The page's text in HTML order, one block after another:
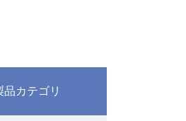
品カテゴリ